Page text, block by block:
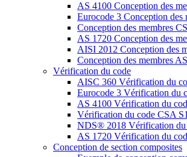
AS 4100 Conception des
Eurocode 3 Conception des
Conception des membres
AS 1720 Conception des
AISI 2012 Conception des
Conception des membres
Vérification du code
AISC 360 Vérification du
Eurocode 3 Vérification du
AS 4100 Vérification du
Vérification du code CSA
NDS® 2018 Vérification du
AS 1720 Vérification du
Conception de section composites